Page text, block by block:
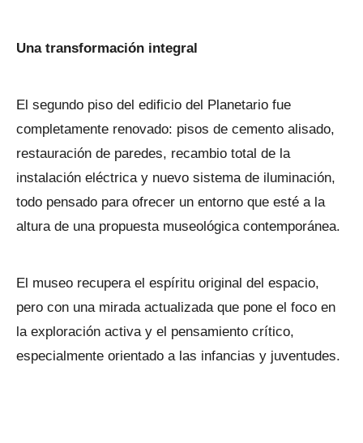
Una transformación integral
El segundo piso del edificio del Planetario fue
completamente renovado: pisos de cemento alisado,
restauración de paredes, recambio total de la
instalación eléctrica y nuevo sistema de iluminación,
todo pensado para ofrecer un entorno que esté a la
altura de una propuesta museológica contemporánea.
El museo recupera el espíritu original del espacio,
pero con una mirada actualizada que pone el foco en
la exploración activa y el pensamiento crítico,
especialmente orientado a las infancias y juventudes.